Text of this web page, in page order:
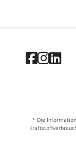
* Die